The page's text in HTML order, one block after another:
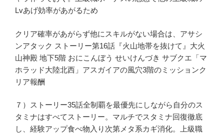
Lvあげ効率があがるため
クリア確率があがらず他にスキルがない場合は、アサシ
ンアタック ストーリー第16話『火山地帯を抜けて』大火
山神殿 地下5階 おにこんぼう せいけんづき サブクエ「マ
ホラッド大陸北西」アスガイアの風穴3階のミッションク
リア報酬
７）ストーリー35話全制覇を最優先にしながら自分のス
タミナはすべてストーリー。マルチでスタミナ回復徹底
し、経験アップ食べ物入り次第メタ系カギ消化。上級職